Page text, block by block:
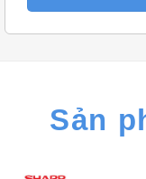
Sản